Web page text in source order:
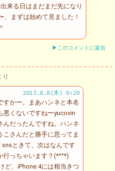
来る日はまだまだ先になり
、まずは始めて見ました！
▶このコメントに返信
り
2013.8.8(木) 0:20
すかー。まあハンネと本名
悪くないですねーyucovin
んだったんですね。ハンネ
こさんだと勝手に思ってま
snsときて、次はなんです
行っちゃいます？(*^^*)
ど、iPhone 4には相当きつ